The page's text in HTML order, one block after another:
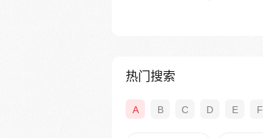
热门搜索
A B C D E F